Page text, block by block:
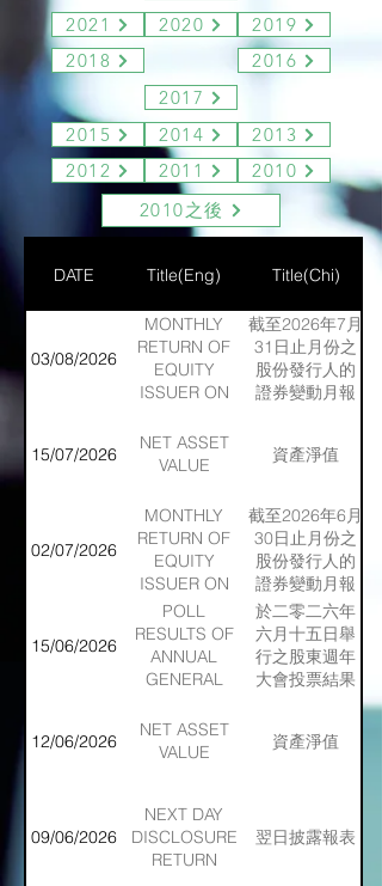
2021
2020
2019
2018
2016
2017
2015
2014
2013
2012
2011
2010
2010之後
DATE Title(Eng) Title(Chi)
03/08/2026
MONTHLY
RETURN OF
EQUITY
ISSUER ON
IN
SECURITIES
MONTH
ENDED
31/07/2026
截至2026年7月
31日止月份之
股份發行人的
證券變動月報
15/07/2026
NET ASSET
VALUE
資產淨值
02/07/2026
MONTHLY
RETURN OF
EQUITY
ISSUER ON
MOVEMENTS
IN
SECURITIES
FOR THE
ENDED
30/06/2026
截至2026年6月
30日止月份之
股份發行人的
證券變動月報
表
15/06/2026
POLL
RESULTS OF
ANNUAL
GENERAL
HELD ON 15
JUNE 2026
於二零二六年
六月十五日舉
行之股東週年
大會投票結果
12/06/2026
NET ASSET
VALUE
資產淨值
09/06/2026
NEXT DAY
DISCLOSURE
RETURN
翌日披露報表